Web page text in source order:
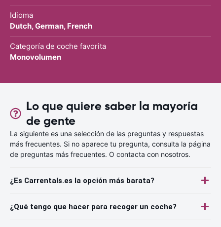
Idioma
Dutch, German, French
Categoría de coche favorita
Monovolumen
Lo que quiere saber la mayoría
de gente
La siguiente es una selección de las preguntas y respuestas
más frecuentes. Si no aparece tu pregunta, consulta la página
de preguntas más frecuentes. O contacta con nosotros.
¿Es Carrentals.es la opción más barata?
¿Qué tengo que hacer para recoger un coche?